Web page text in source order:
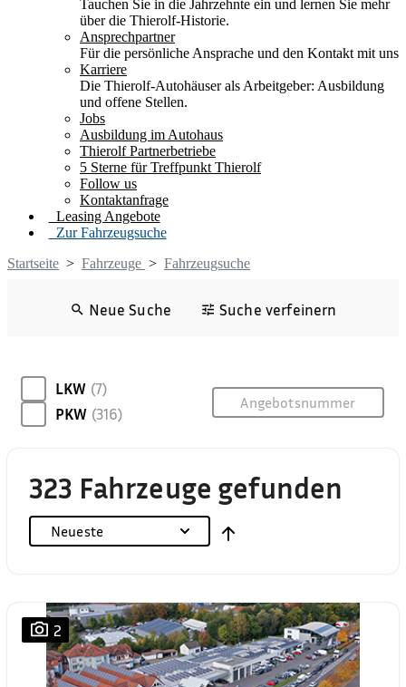
Tauchen Sie in die Jahrzehnte ein und lernen Sie mehr
über die Thierolf-Historie.
Ansprechpartner
Für die persönliche Ansprache und den Kontakt mit uns
Karriere
Die Thierolf-Autohäuser als Arbeitgeber: Ausbildung
und offene Stellen.
Jobs
Ausbildung im Autohaus
Thierolf Partnerbetriebe
5 Sterne für Treffpunkt Thierolf
Follow us
Kontaktanfrage
Leasing Angebote
Zur Fahrzeugsuche
Startseite > Fahrzeuge > Fahrzeugsuche
Neue Suche Suche verfeinern
LKW (7)
PKW (316)
323 Fahrzeuge gefunden
Neueste
2